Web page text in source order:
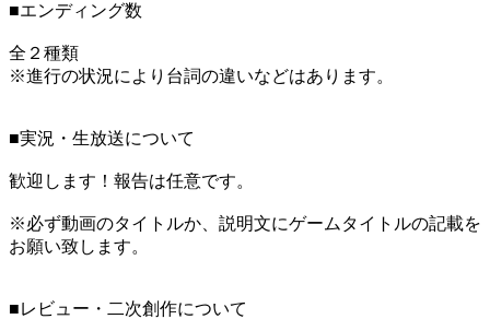
■エンディング数
全２種類
※進行の状況により台詞の違いなどはあります。
■実況・生放送について
歓迎します！報告は任意です。
※必ず動画のタイトルか、説明文にゲームタイトルの記載を
お願い致します。
■レビュー・二次創作について